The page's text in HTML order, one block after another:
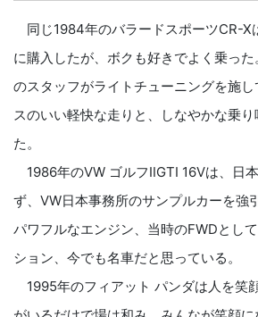
同じ1984年のバラードスポーツCR-X
に購入したが、ボクも好きでよく乗っ
のスタッフがライトチューニングを施
スのいい軽快な走りと、しなやかな乗
た。
1986年のVW ゴルフⅡGTI 16Vは、日
ず、VW日本事務所のサンプルカーを強
パワフルなエンジン、当時のFWDとし
ション、今でも名車だと思っている。
1995年のフィアット パンダは人を笑